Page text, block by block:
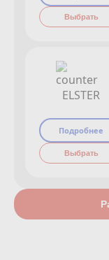
Выбрать
ELSTER
Подробнее
Выбрать